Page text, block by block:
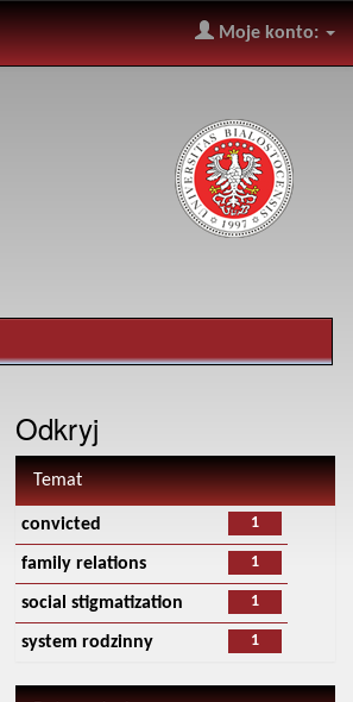
Moje konto:
Odkryj
Temat
1
convicted
1
family relations
1
social stigmatization
1
system rodzinny